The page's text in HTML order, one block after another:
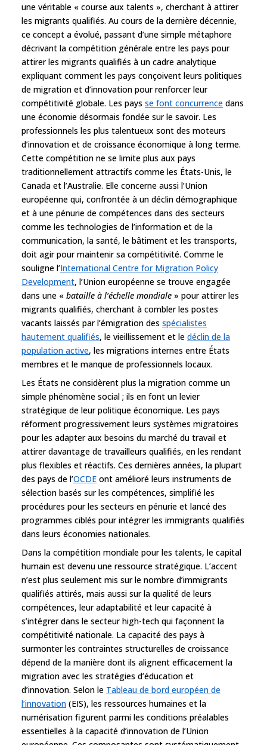
une véritable « course aux talents », cherchant à attirer
les migrants qualifiés. Au cours de la dernière décennie,
ce concept a évolué, passant d’une simple métaphore
décrivant la compétition générale entre les pays pour
attirer les migrants qualifiés à un cadre analytique
expliquant comment les pays conçoivent leurs politiques
de migration et d’innovation pour renforcer leur
compétitivité globale. Les pays se font concurrence dans
une économie désormais fondée sur le savoir. Les
professionnels les plus talentueux sont des moteurs
d’innovation et de croissance économique à long terme.
Cette compétition ne se limite plus aux pays
traditionnellement attractifs comme les États-Unis, le
Canada et l’Australie. Elle concerne aussi l’Union
européenne qui, confrontée à un déclin démographique
et à une pénurie de compétences dans des secteurs
comme les technologies de l’information et de la
communication, la santé, le bâtiment et les transports,
doit agir pour maintenir sa compétitivité. Comme le
souligne l’International Centre for Migration Policy
Development, l’Union européenne se trouve engagée
dans une « bataille à l’échelle mondiale » pour attirer les
migrants qualifiés, cherchant à combler les postes
vacants laissés par l’émigration des spécialistes
hautement qualifiés, le vieillissement et le déclin de la
population active, les migrations internes entre États
membres et le manque de professionnels locaux.
Les États ne considèrent plus la migration comme un
simple phénomène social ; ils en font un levier
stratégique de leur politique économique. Les pays
réforment progressivement leurs systèmes migratoires
pour les adapter aux besoins du marché du travail et
attirer davantage de travailleurs qualifiés, en les rendant
plus flexibles et réactifs. Ces dernières années, la plupart
des pays de l’OCDE ont amélioré leurs instruments de
sélection basés sur les compétences, simplifié les
procédures pour les secteurs en pénurie et lancé des
programmes ciblés pour intégrer les immigrants qualifiés
dans leurs économies nationales.
Dans la compétition mondiale pour les talents, le capital
humain est devenu une ressource stratégique. L’accent
n’est plus seulement mis sur le nombre d’immigrants
qualifiés attirés, mais aussi sur la qualité de leurs
compétences, leur adaptabilité et leur capacité à
s’intégrer dans le secteur high-tech qui façonnent la
compétitivité nationale. La capacité des pays à
surmonter les contraintes structurelles de croissance
dépend de la manière dont ils alignent efficacement la
migration avec les stratégies d’éducation et
d’innovation. Selon le Tableau de bord européen de
l’innovation (EIS), les ressources humaines et la
numérisation figurent parmi les conditions préalables
essentielles à la capacité d’innovation de l’Union